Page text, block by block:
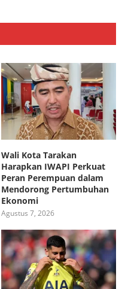
Wali Kota Tarakan
Harapkan IWAPI Perkuat
Peran Perempuan dalam
Mendorong Pertumbuhan
Ekonomi
Agustus 7, 2026